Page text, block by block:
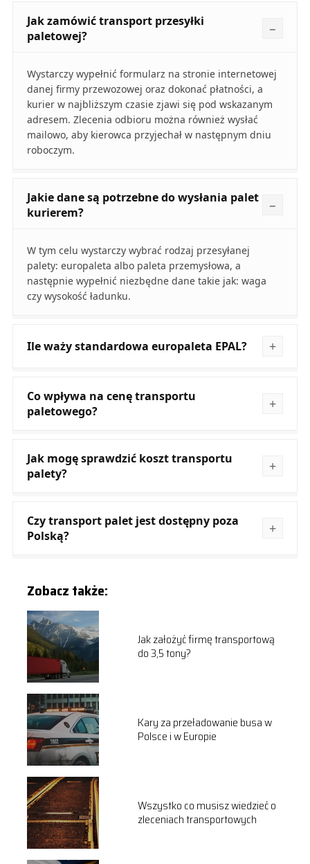
Jak zamówić transport przesyłki
paletowej?
Wystarczy wypełnić formularz na stronie internetowej
danej firmy przewozowej oraz dokonać płatności, a
kurier w najbliższym czasie zjawi się pod wskazanym
adresem. Zlecenia odbioru można również wysłać
mailowo, aby kierowca przyjechał w następnym dniu
roboczym.
Jakie dane są potrzebne do wysłania palet
kurierem?
W tym celu wystarczy wybrać rodzaj przesyłanej
palety: europaleta albo paleta przemysłowa, a
następnie wypełnić niezbędne dane takie jak: waga
czy wysokość ładunku.
Ile waży standardowa europaleta EPAL?
Co wpływa na cenę transportu
paletowego?
Jak mogę sprawdzić koszt transportu
palety?
Czy transport palet jest dostępny poza
Polską?
Zobacz także:
Jak założyć firmę transportową
do 3,5 tony?
Kary za przeładowanie busa w
Polsce i w Europie
Wszystko co musisz wiedzieć o
zleceniach transportowych